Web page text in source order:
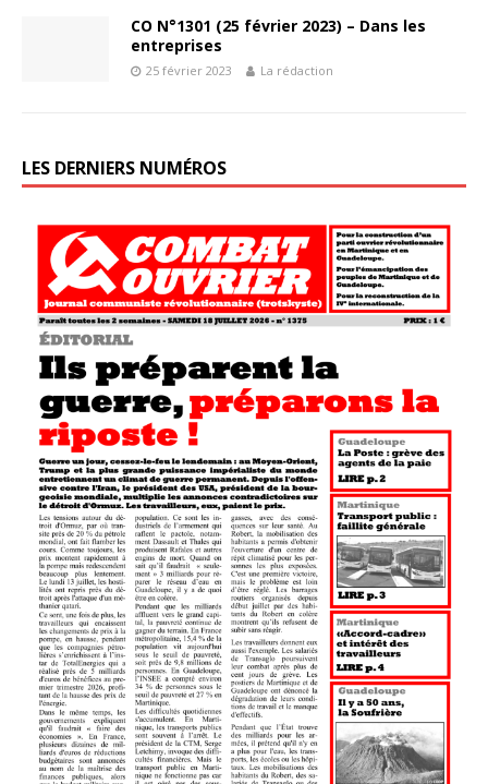
CO N°1301 (25 février 2023) – Dans les
entreprises
25 février 2023 La rédaction
LES DERNIERS NUMÉROS